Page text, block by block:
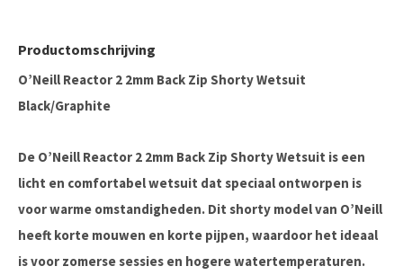
Productomschrijving
O’Neill Reactor 2 2mm Back Zip Shorty Wetsuit
Black/Graphite
De O’Neill Reactor 2 2mm Back Zip Shorty Wetsuit is een
licht en comfortabel wetsuit dat speciaal ontworpen is
voor warme omstandigheden. Dit shorty model van O’Neill
heeft korte mouwen en korte pijpen, waardoor het ideaal
is voor zomerse sessies en hogere watertemperaturen.